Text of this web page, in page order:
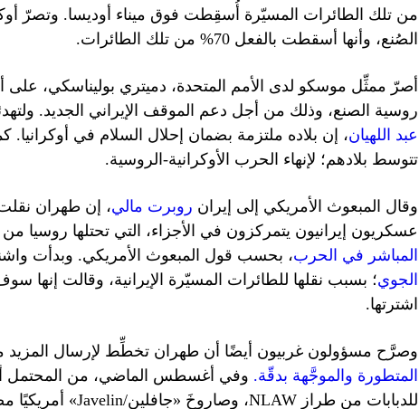
من تلك الطائرات المسيّرة أُسقِطت فوق ميناء أوديسا. وتصرّ
الصُنع، وأنها أسقطت بالفعل 70% من تلك الطائرات.
أصرّ ممثِّل موسكو لدى الأمم المتحدة، دميتري بوليناسكي، على
روسية الصنع، وذلك من أجل دعم الموقف الإيراني الجديد.
عبد اللهيان، إن بلاده ملتزمة بضمان إحلال السلام في أوكرانيا.
تتوسط بلادهم؛ لإنهاء الحرب الأوكرانية-الروسية.
وقال المبعوث الأمريكي إلى إيران روبرت مالي، إن طهران
عسكريون إيرانيون يتمركزون في الأجزاء، التي تحتلها روسيا من
المباشر في الحرب، بحسب قول المبعوث الأمريكي. وبدأت
الجوي؛ بسبب نقلها للطائرات المسيّرة الإيرانية، وقالت
اشترتها.
وصرَّح مسؤولون غربيون أيضًا أن طهران تخطِّط لإرسال المزيد
المتطورة والموجَّهة بدقّة. وفي أغسطس الماضي، من المحتمل أن